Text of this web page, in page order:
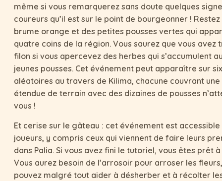
même si vous remarquerez sans doute quelques
coureurs qu’il est sur le point de bourgeonner !
brume orange et des petites pousses vertes qui
quatre coins de la région. Vous saurez que vous avez
filon si vous apercevez des herbes qui s’accumulent
jeunes pousses. Cet événement peut apparaître sur
aléatoires au travers de Kilima, chacune couvrant
étendue de terrain avec des dizaines de pousses
vous !
Et cerise sur le gâteau : cet événement est accessible
joueurs, y compris ceux qui viennent de faire leurs
dans Palia. Si vous avez fini le tutoriel, vous êtes prêt
Vous aurez besoin de l’arrosoir pour arroser les
pouvez malgré tout aider à désherber et à récolter